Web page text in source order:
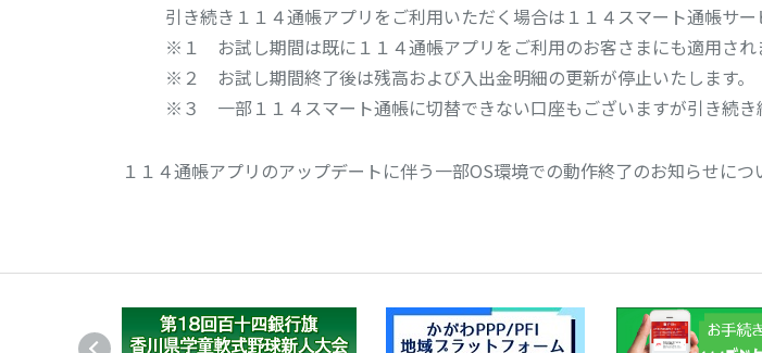
引き続き１１４通帳アプリをご利用いただく場合は１１４スマート通帳サ
※１ お試し期間は既に１１４通帳アプリをご利用のお客さまにも適用され
※２ お試し期間終了後は残高および入出金明細の更新が停止いたします。
※３ 一部１１４スマート通帳に切替できない口座もございますが引き続き
１１４通帳アプリのアップデートに伴う一部OS環境での動作終了のお知らせにつ